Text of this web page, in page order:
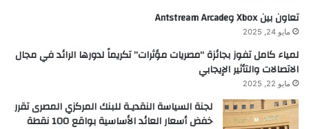
تعاون بين Xbox وAntstream Arcade
مايو 24, 2025
لمياء كامل تفوز بجائزة “مصريات مؤثرات” تكريماً لدورها الرائد في مجال
الاتصالات والتأثير الإيجابي
مايو 22, 2025
لجنة السياسة النقديـة للبنك المركزي المصرى تقرر
خفض أسعار العائد الأساسية بواقع 100 نقطة